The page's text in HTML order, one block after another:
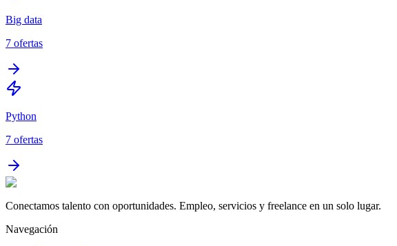
Big data
7 ofertas
Python
7 ofertas
Conectamos talento con oportunidades. Empleo, servicios y freelance en un solo lugar.
Navegación